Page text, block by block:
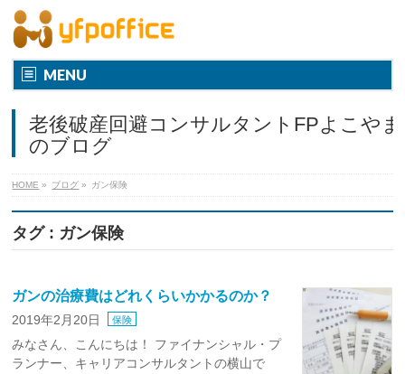
MENU
老後破産回避コンサルタントFPよこやま
のブログ
HOME » ブログ » ガン保険
タグ : ガン保険
ガンの治療費はどれくらいかかるのか？
2019年2月20日 保険
みなさん、こんにちは！ ファイナンシャル・プ
ランナー、キャリアコンサルタントの横山で